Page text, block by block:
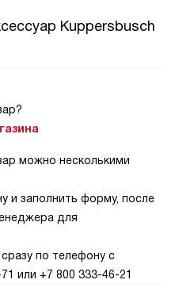
Kuppersbusch
можно несколькими
и заполнить форму, после
для
по телефону с
или +7 800 333-46-21